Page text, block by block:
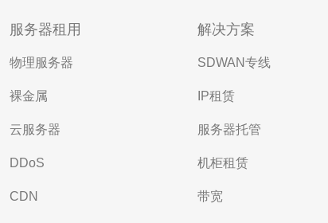
服务器租用
物理服务器
裸金属
云服务器
DDoS
CDN
解决方案
SDWAN专线
IP租赁
服务器托管
机柜租赁
带宽